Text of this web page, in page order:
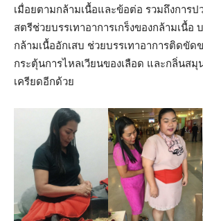
เมื่อยตามกล้ามเนื้อและข้อต่อ รวมถึงการป
สตรีช่วยบรรเทาอาการเกร็งของกล้ามเนื้อ
กล้ามเนื้ออักเสบ ช่วยบรรเทาอาการติดขัด
กระตุ้นการไหลเวียนของเลือด และกลิ่นส
เครียดอีกด้วย